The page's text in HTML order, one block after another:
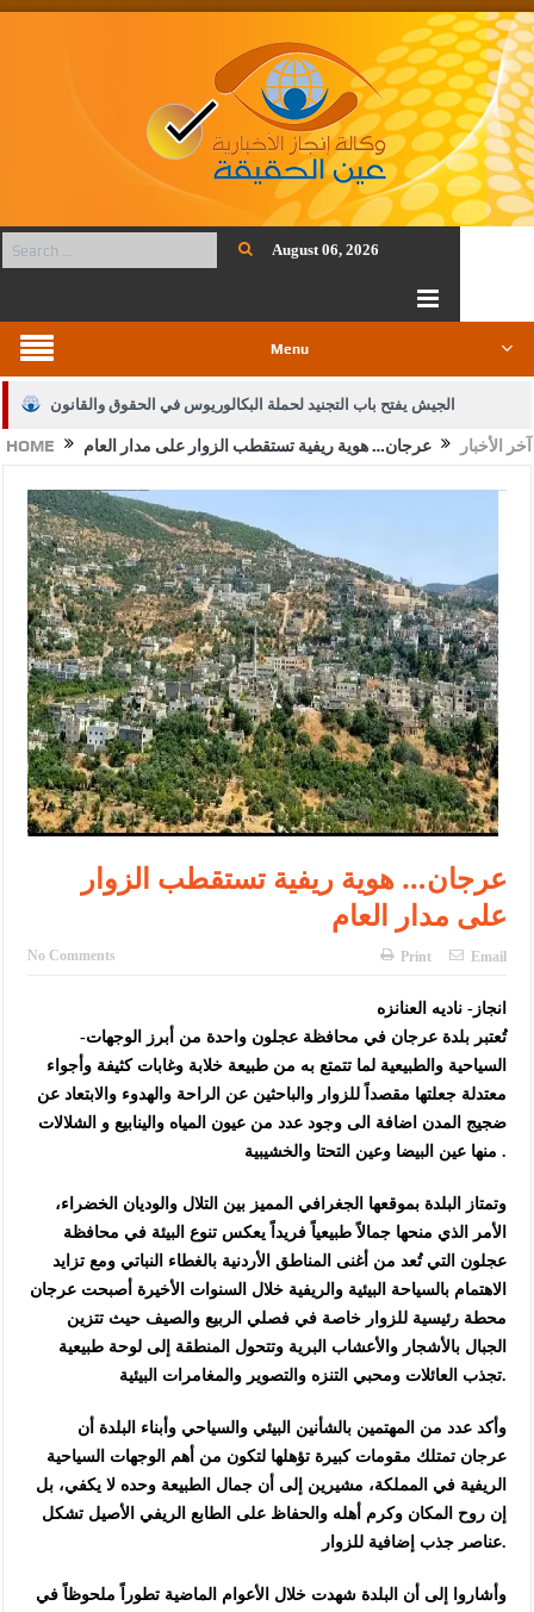
August 06, 2026
Menu
الجيش يفتح باب التجنيد لحملة البكالوريوس في الحقوق والقانون
بيان اجتماع عمّان:دعم الوصاية الهاشمية التاريخية على المقدسات
الإسلامية والمسيحية
النواب يقر مشروع تعديل قانون الملكية العقارية
القاضي يلتقي رؤساء تحرير الصحف اليومية ويؤكد حرص مجلس النواب
على شراكة فاعلة مع الإعلام
دعوة المكلفين بخدمة العلم (الدفعة الثالثة) إلى مراجعة منصة خدمة
العلم
الملك يلتقي مجموعة من رفاق السلاح
القاضي محمود أحمد فريحات.. مبارك ومزيدا من التوفيق
عارف بيك فريحات.. مبارك وبكم تزهو المناصب
HOME آخر الأخبار عرجان… هوية ريفية تستقطب الزوار على مدار العام
عرجان… هوية ريفية تستقطب الزوار
على مدار العام
No Comments Print Email
انجاز- ناديه العنانزه
-تُعتبر بلدة عرجان في محافظة عجلون واحدة من أبرز الوجهات
السياحية والطبيعية لما تتمتع به من طبيعة خلابة وغابات كثيفة وأجواء
معتدلة جعلتها مقصداً للزوار والباحثين عن الراحة والهدوء والابتعاد عن
ضجيج المدن اضافة الى وجود عدد من عيون المياه والينابيع و الشلالات
منها عين البيضا وعين التحتا والخشيبية .
وتمتاز البلدة بموقعها الجغرافي المميز بين التلال والوديان الخضراء،
الأمر الذي منحها جمالاً طبيعياً فريداً يعكس تنوع البيئة في محافظة
عجلون التي تُعد من أغنى المناطق الأردنية بالغطاء النباتي ومع تزايد
الاهتمام بالسياحة البيئية والريفية خلال السنوات الأخيرة أصبحت عرجان
محطة رئيسية للزوار خاصة في فصلي الربيع والصيف حيث تتزين
الجبال بالأشجار والأعشاب البرية وتتحول المنطقة إلى لوحة طبيعية
تجذب العائلات ومحبي التنزه والتصوير والمغامرات البيئية.
وأكد عدد من المهتمين بالشأنين البيئي والسياحي وأبناء البلدة أن
عرجان تمتلك مقومات كبيرة تؤهلها لتكون من أهم الوجهات السياحية
الريفية في المملكة، مشيرين إلى أن جمال الطبيعة وحده لا يكفي، بل
إن روح المكان وكرم أهله والحفاظ على الطابع الريفي الأصيل تشكل
عناصر جذب إضافية للزوار.
وأشاروا إلى أن البلدة شهدت خلال الأعوام الماضية تطوراً ملحوظاً في